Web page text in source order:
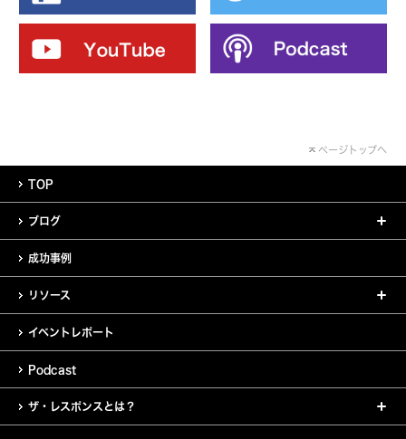
ページトップへ
TOP
ブログ
成功事例
リソース
イベントレポート
Podcast
ザ・レスポンスとは？